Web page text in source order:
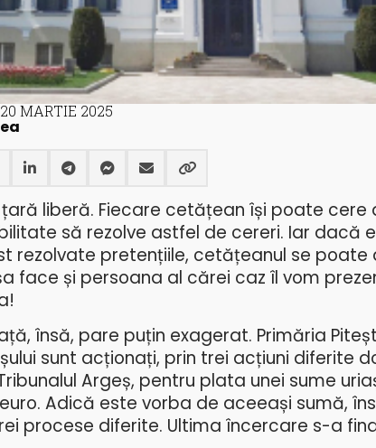
MARTIE 2025
liberă. Fiecare cetățean își poate cere
să rezolve astfel de cereri. Iar dacă
rezolvate pretențiile, cetățeanul se poate
face și persoana al cărei caz îl vom
însă, pare puțin exagerat. Primăria
sunt acționați, prin trei acțiuni diferite
Argeș, pentru plata unei sume
Adică este vorba de aceeași sumă,
procese diferite. Ultima încercare s-a